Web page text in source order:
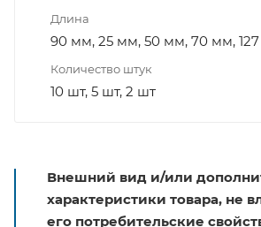
Длина
90 мм, 25 мм, 50 мм, 70 мм,
Количество штук
10 шт, 5 шт, 2 шт
Внешний вид и/или
характеристики товара, не
его потребительские